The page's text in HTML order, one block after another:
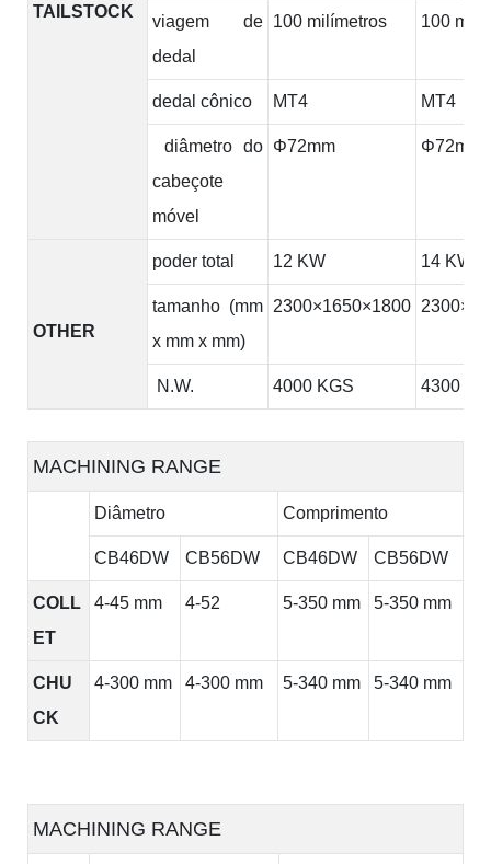
TAILSTOCK
viagem de
dedal
100 milímetros 100
dedal cônico MT4 MT4
diâmetro do
cabeçote
móvel
Φ72mm Φ72mm
OTHER
poder total 12 KW 14 KW
tamanho (mm
x mm x mm)
2300×1650×1800
N.W. 4000 KGS 4300
MACHINING RANGE
Diâmetro Comprimento
CB46DW CB56DW CB46DW CB56DW
COLL
ET
4-45 mm 4-52 5-350 mm 5-350 mm
CHU
CK
4-300 mm 4-300 mm 5-340 mm 5-340 mm
MACHINING RANGE